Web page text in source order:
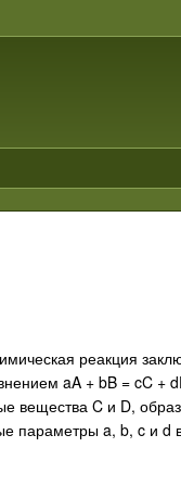
реакция
aA + bB = cC +
C и D,
параметры a, b, c и d